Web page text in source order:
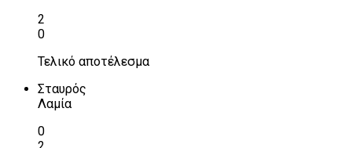
2
0
Τελικό αποτέλεσμα
Σταυρός
Λαμία
0